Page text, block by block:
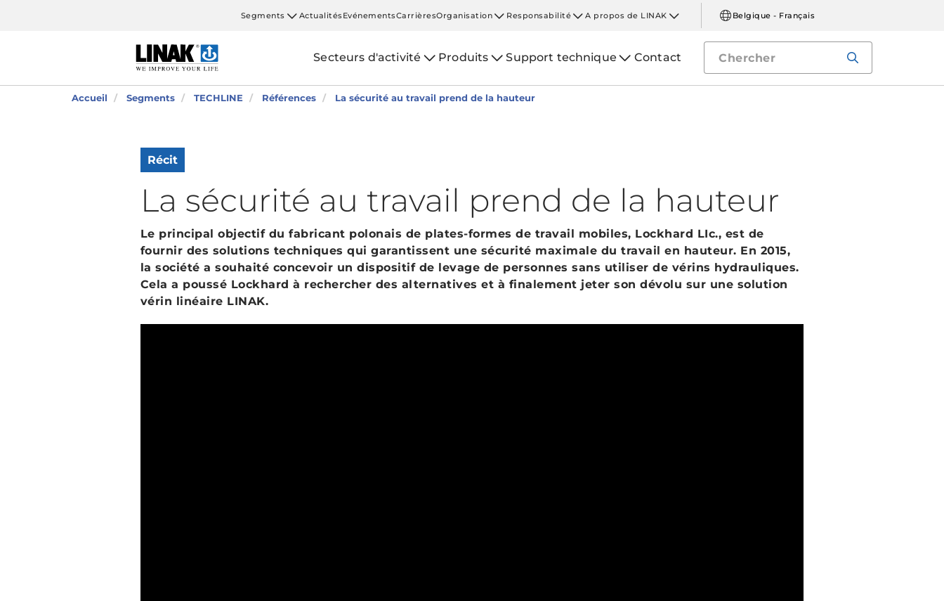
Segments ActualitésEvénementsCarrièresOrganisation Responsabilité A propos de LINAK Belgique - Français
Secteurs d'activité Produits Support technique Contact
Accueil Segments TECHLINE Références La sécurité au travail prend de la hauteur
Récit
La sécurité au travail prend de la hauteur
Le principal objectif du fabricant polonais de plates-formes de travail mobiles, Lockhard LIc., est de
fournir des solutions techniques qui garantissent une sécurité maximale du travail en hauteur. En 2015,
la société a souhaité concevoir un dispositif de levage de personnes sans utiliser de vérins hydrauliques.
Cela a poussé Lockhard à rechercher des alternatives et à finalement jeter son dévolu sur une solution
vérin linéaire LINAK.